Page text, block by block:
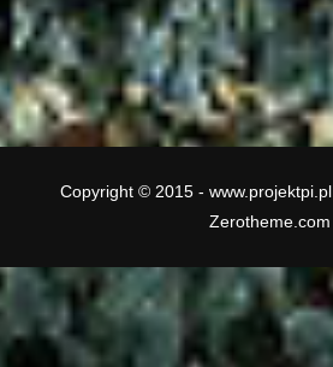
Copyright © 2015 - www.projektpi.pl
Zerotheme.com